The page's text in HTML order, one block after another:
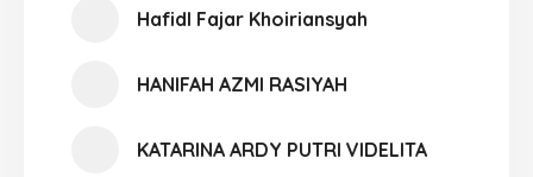
Hafidl Fajar Khoiriansyah
HANIFAH AZMI RASIYAH
KATARINA ARDY PUTRI VIDELITA